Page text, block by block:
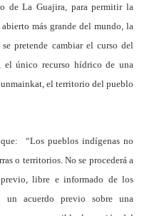
de La Guajira, para permitir la
más grande del mundo, la
pretende cambiar el curso del
el único recurso hídrico de una
el territorio del pueblo
“Los pueblos indígenas no
o territorios. No se procederá a
libre e informado de los
un acuerdo previo sobre una